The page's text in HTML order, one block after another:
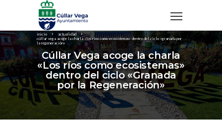
inicio
actualidad
cúllar vega acoge la charla «los ríos como ecosistemas» dentro del ciclo «granada por
la regeneración»
Cúllar Vega acoge la charla
«Los ríos como ecosistemas»
dentro del ciclo «Granada
por la Regeneración»